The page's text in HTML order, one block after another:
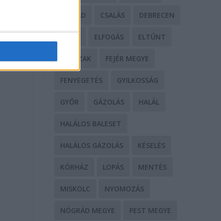
CSALÁD CSALÁS DEBRECEN
ELFOGÁS ELTŰNT
ERŐSZAK FEJÉR MEGYE
FENYEGETÉS GYILKOSSÁG
GYŐR GÁZOLÁS HALÁL
HALÁLOS BALESET
HALÁLOS GÁZOLÁS KÉSELÉS
KÓRHÁZ LOPÁS MENTÉS
MISKOLC NYOMOZÁS
NÓGRÁD MEGYE PEST MEGYE